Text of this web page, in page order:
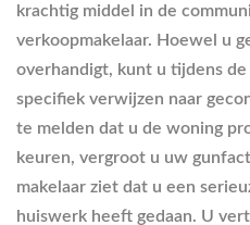
krachtig middel in de
verkoopmakelaar. Hoewel u
overhandigt, kunt u tijdens
specifiek verwijzen naar
te melden dat u de woning
keuren, vergroot u uw
makelaar ziet dat u een
huiswerk heeft gedaan. U